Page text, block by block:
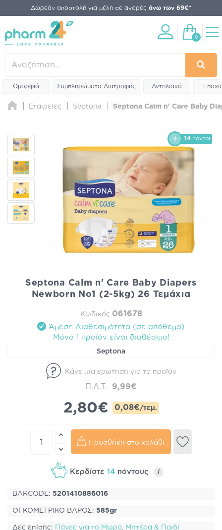
Δωρεάν αποστολή για μέλη σε αγορές άνω των 69€*
0
Ομορφιά Συμπληρώματα Διατροφής Αντηλιακά
Εταιρείες Septona Septona Calm n' Care Baby
14 πόντοι
Septona Calm n' Care Baby Diapers
Newborn No1 (2-5kg) 26 Τεμάχια
Κωδικός 061678
Άμεση Διαθεσιμότητα (σε απόθεμα)
Mόνο 1 προϊόν είναι διαθέσιμo!
Septona
Κάνε μία ερώτηση για το προϊόν
Π.Λ.Τ. 9,99€
2,80€ 0,08€/τεμ.
Προσθήκη στο καλάθι
Κερδίστε 14 πόντους i
BARCODE: 5201410886016
ΟΓΚΟΜΕΤΡΙΚΟ ΒΑΡΟΣ: 585gr
Δες επίσης: Πάνες για το Μωρό, Μητέρα & Παιδί